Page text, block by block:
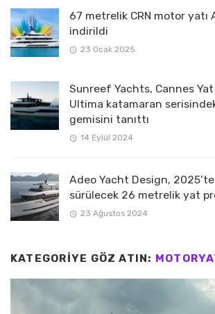
67 metrelik CRN motor yatı
indirildi
23 Ocak 2025
Sunreef Yachts, Cannes
Ultima katamaran
gemisini tanıttı
14 Eylül 2024
Adeo Yacht Design,
sürülecek 26 metrelik yat
23 Ağustos 2024
KATEGORIYE GÖZ ATIN: